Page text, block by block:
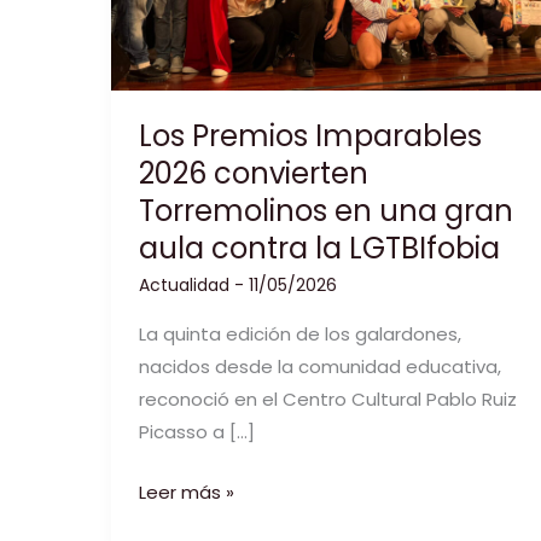
Los Premios Imparables
2026 convierten
Torremolinos en una gran
aula contra la LGTBIfobia
Actualidad - 11/05/2026
La quinta edición de los galardones,
nacidos desde la comunidad educativa,
reconoció en el Centro Cultural Pablo Ruiz
Picasso a […]
Los
Leer más »